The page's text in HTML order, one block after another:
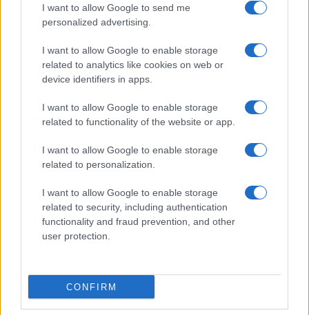
I want to allow Google to send me
personalized advertising.
I want to allow Google to enable storage
related to analytics like cookies on web or
device identifiers in apps.
I want to allow Google to enable storage
related to functionality of the website or app.
I want to allow Google to enable storage
related to personalization.
I want to allow Google to enable storage
related to security, including authentication
functionality and fraud prevention, and other
user protection.
CONFIRM